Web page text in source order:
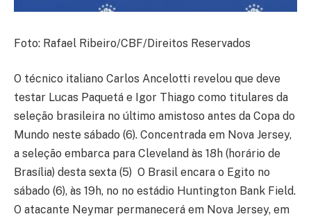
Foto: Rafael Ribeiro/CBF/Direitos Reservados
O técnico italiano Carlos Ancelotti revelou que deve
testar Lucas Paquetá e Igor Thiago como titulares da
seleção brasileira no último amistoso antes da Copa do
Mundo neste sábado (6). Concentrada em Nova Jersey,
a seleção embarca para Cleveland às 18h (horário de
Brasília) desta sexta (5) O Brasil encara o Egito no
sábado (6), às 19h, no no estádio Huntington Bank Field.
O atacante Neymar permanecerá em Nova Jersey, em